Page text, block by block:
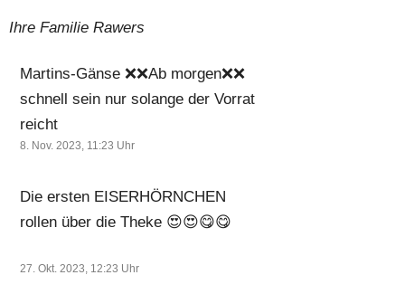
Ihre Familie Rawers
Martins-Gänse ❌❌Ab morgen❌❌
schnell sein nur solange der Vorrat
reicht
8. Nov. 2023, 11:23 Uhr
Die ersten EISERHÖRNCHEN
rollen über die Theke 😍😍😋😋
27. Okt. 2023, 12:23 Uhr